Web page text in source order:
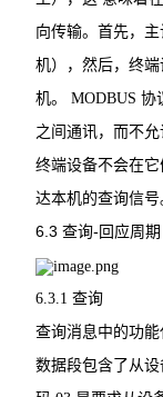
向传输。首先，
机），然后，终
机。MODBUS协
之间通讯，而不
终端设备不会在
达本机的查询信号
6.3查询- 回应周期
6.3.1 查询
查询消息中的功能
数据段包含了从